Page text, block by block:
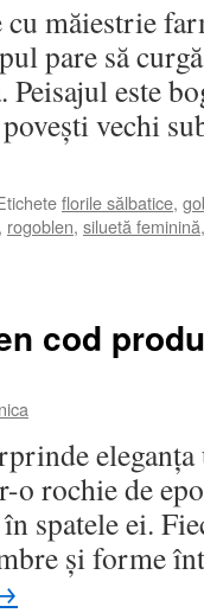
măiestrie
pare să
Peisajul este
vechi
florile sălbatice,
, rogoblen, siluetă feminină
cod
rochie de
spatele ei.
și forme